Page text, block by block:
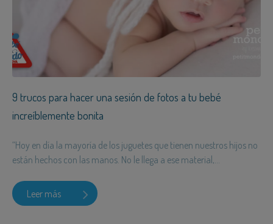
9 trucos para hacer una sesión de fotos a tu bebé
increíblemente bonita
“Hoy en día la mayoría de los juguetes que tienen nuestros hijos no
están hechos con las manos. No le llega a ese material,...
Leer más